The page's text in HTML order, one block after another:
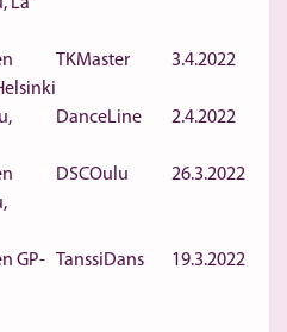
TKMaster 3.4.2022
DanceLine 2.4.2022
DSCOulu 26.3.2022
GP- TanssiDans 19.3.2022